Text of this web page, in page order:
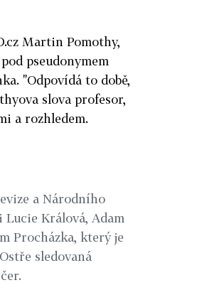
Martin Pomothy,
pseudonymem
"Odpovídá to době,
slova profesor,
a rozhledem.
a Národního
Králová, Adam
Procházka, který je
sledovaná